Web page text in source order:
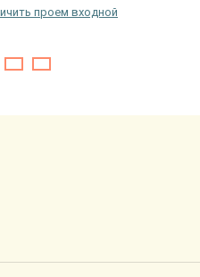
проем входной